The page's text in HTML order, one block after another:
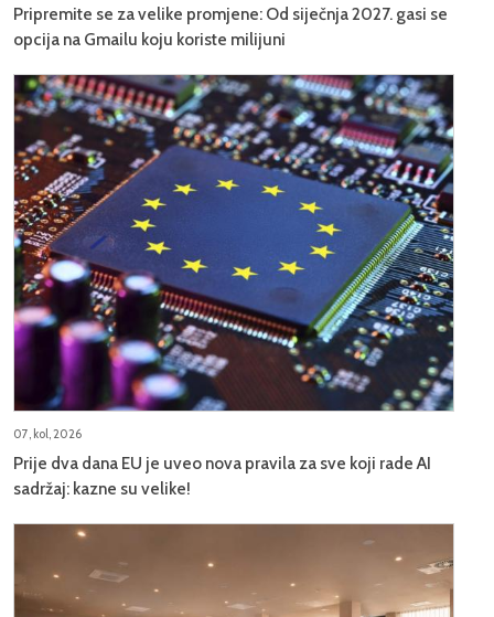
Pripremite se za velike promjene: Od siječnja 2027. gasi se
opcija na Gmailu koju koriste milijuni
07, kol, 2026
Prije dva dana EU je uveo nova pravila za sve koji rade AI
sadržaj: kazne su velike!